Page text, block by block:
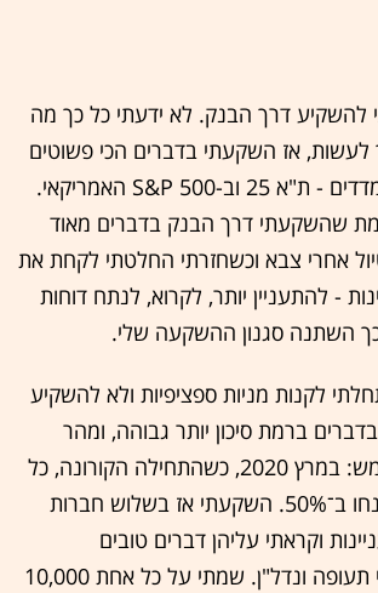
התחלתי להשקיע דרך הבנק. לא ידעתי כל כך מה
לעשות, אז השקעתי בדברים הכי פשוטים
להבנה, בעיקר במדדים - ת"א 25 וב-S&P 500 האמריקאי.
שהשקעתי דרך הבנק בדברים מאוד
אחרי צבא וכשחזרתי החלטתי לקחת את
- להתעניין יותר, לקרוא, לנתח דוחות
השתנה סגנון ההשקעה שלי.
2020 התחלתי לקנות מניות ספציפיות ולא להשקיע
ברמת סיכון יותר גבוהה, ומהר
מאוד הסיכון התממש: במרץ 2020, כשהתחילה הקורונה, כל
המניות שקניתי צנחו ב־50%. השקעתי אז בשלוש חברות
וקראתי עליהן דברים טובים
בעיתונות, בתחומי תעופה ונדל"ן. שמתי על כל אחת 10,000